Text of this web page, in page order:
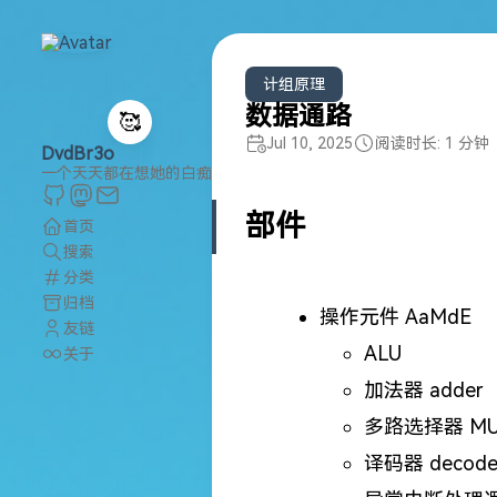
🥰
DvdBr3o
一个天天都在想她的白痴
首页
搜索
分类
归档
友链
关于
计组原理
数据通路
Jul 10, 2025 阅读时长: 1 分钟
部件
操作元件 AaMdE
ALU
加法器 adder
多路选择器
译码器